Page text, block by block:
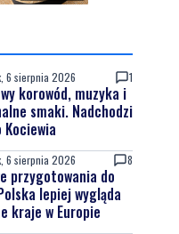
6 sierpnia 2026 1
korowód, muzyka i
smaki. Nadchodzi
Kociewia
6 sierpnia 2026 8
przygotowania do
lepiej wygląda
kraje w Europie